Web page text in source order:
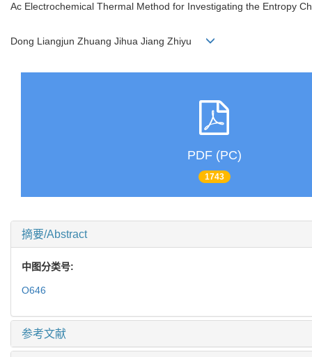
Ac Electrochemical Thermal Method for Investigating the Entropy
Dong Liangjun Zhuang Jihua Jiang Zhiyu
PDF (PC)
1743
摘要/Abstract
中图分类号:
O646
参考文献